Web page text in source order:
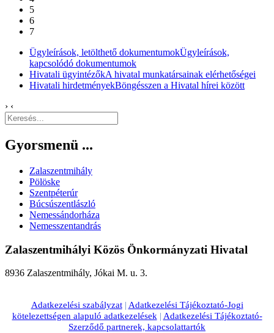
5
6
7
Ügyleírások, letölthető dokumentumokÜgyleírások,
kapcsolódó dokumentumok
Hivatali ügyintézőkA hivatal munkatársainak elérhetőségei
Hivatali hirdetményekBöngésszen a Hivatal hírei között
› ‹
Gyorsmenü ...
Zalaszentmihály
Pölöske
Szentpéterúr
Búcsúszentlászló
Nemessándorháza
Nemesszentandrás
Zalaszentmihályi Közös Önkormányzati Hivatal
8936 Zalaszentmihály, Jókai M. u. 3.
Adatkezelési szabályzat| Adatkezelési Tájékoztató-Jogi
kötelezettségen alapuló adatkezelések| Adatkezelési Tájékoztató-
Szerződő partnerek, kapcsolattartók